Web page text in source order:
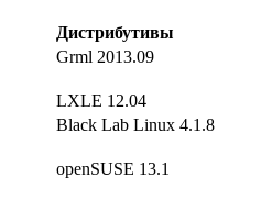
Дистрибутивы
Grml 2013.09
LXLE 12.04
Black Lab Linux 4.1.8
openSUSE 13.1